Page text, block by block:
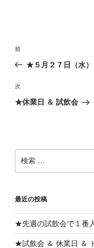
投
ビ
ゲ
ン
過
去
投
稿
前
★５月２７日（水）
次
の
次
★休業日 ＆ 試飲会
検
索:
最近の投稿
★先週の試飲会で１番
★試飲会 ＆ 休業日 ＆